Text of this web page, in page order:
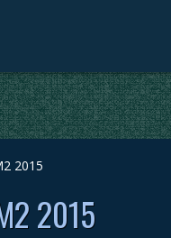
2015
2015